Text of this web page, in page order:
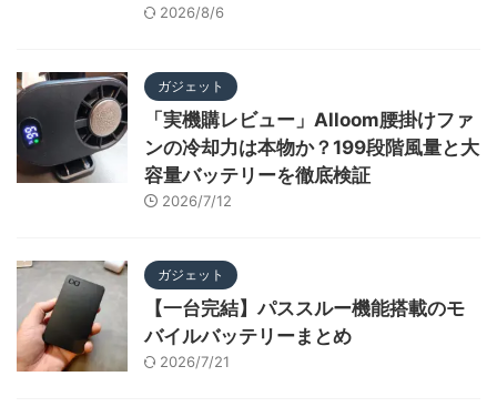
2026/8/6
ガジェット
「実機購レビュー」Alloom腰掛けファ
ンの冷却力は本物か？199段階風量と大
容量バッテリーを徹底検証
2026/7/12
ガジェット
【一台完結】パススルー機能搭載のモ
バイルバッテリーまとめ
2026/7/21